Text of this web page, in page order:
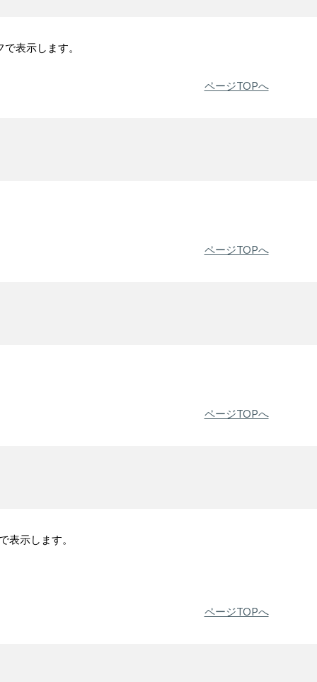
表示します。
ページTOPへ
ページTOPへ
ページTOPへ
表示します。
ページTOPへ